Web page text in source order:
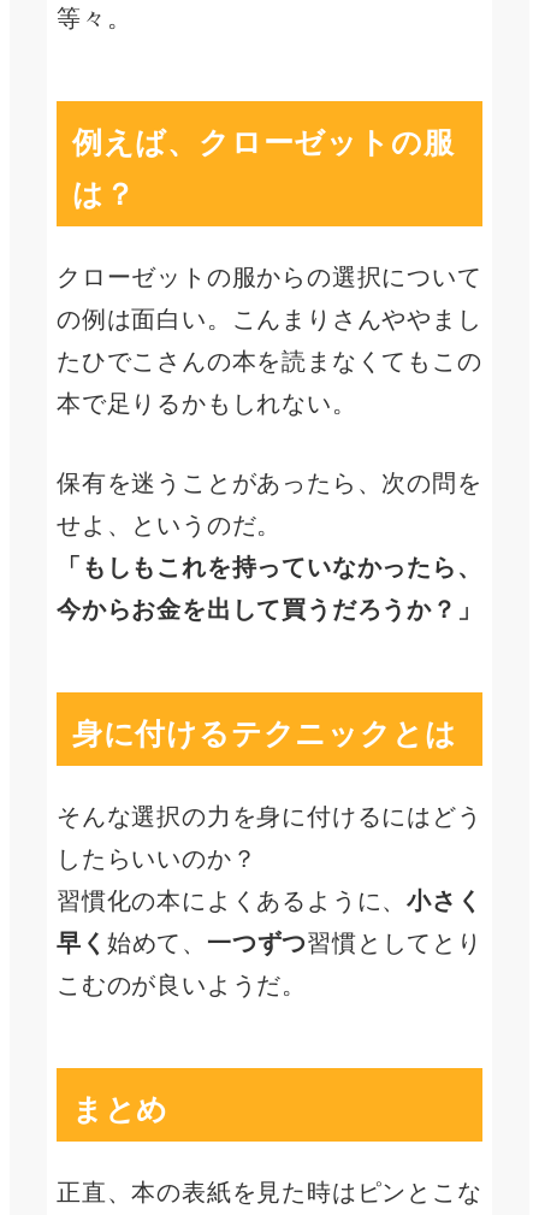
等々。
例えば、クローゼットの服
は？
クローゼットの服からの選択について
の例は面白い。こんまりさんややまし
たひでこさんの本を読まなくてもこの
本で足りるかもしれない。
保有を迷うことがあったら、次の問を
せよ、というのだ。
「もしもこれを持っていなかったら、
今からお金を出して買うだろうか？」
身に付けるテクニックとは
そんな選択の力を身に付けるにはどう
したらいいのか？
習慣化の本によくあるように、小さく
早く 始めて、 一つずつ習慣としてとり
こむのが良いようだ。
まとめ
正直、本の表紙を見た時はピンとこな